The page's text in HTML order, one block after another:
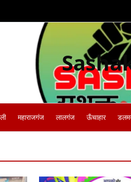
महाराजगंज लालगंज ऊँचाहार